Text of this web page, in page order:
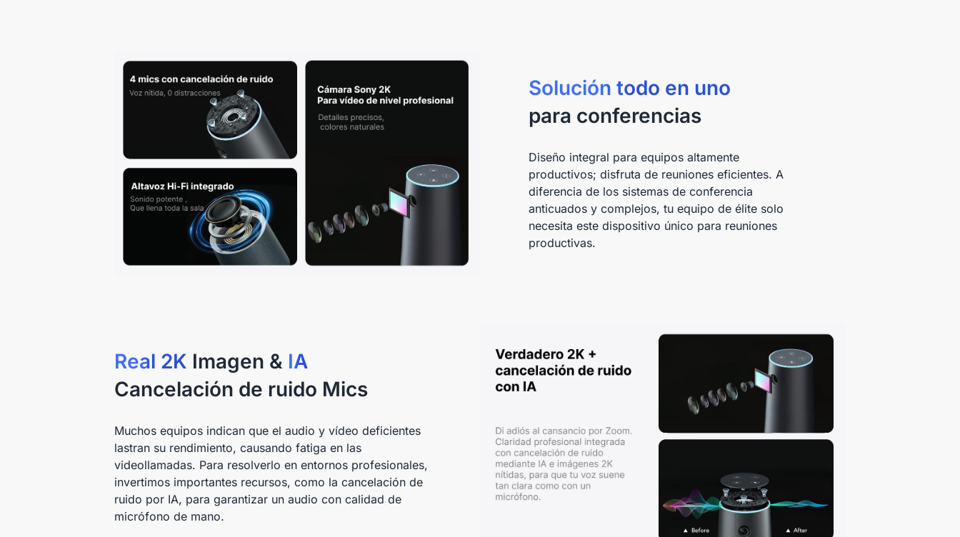
Solución todo en uno
para conferencias
Diseño integral para equipos altamente
productivos; disfruta de reuniones eficientes. A
diferencia de los sistemas de conferencia
anticuados y complejos, tu equipo de élite solo
necesita este dispositivo único para reuniones
productivas.
Real 2K Imagen & IA
Cancelación de ruido Mics
Muchos equipos indican que el audio y vídeo deficientes
lastran su rendimiento, causando fatiga en las
videollamadas. Para resolverlo en entornos profesionales,
invertimos importantes recursos, como la cancelación de
ruido por IA, para garantizar un audio con calidad de
micrófono de mano.